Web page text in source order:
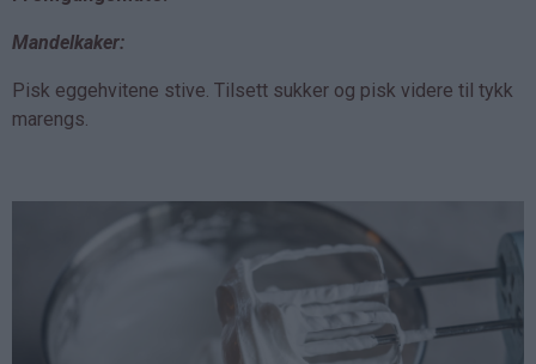
Mandelkaker:
Pisk eggehvitene stive. Tilsett sukker og pisk videre til tykk
marengs.